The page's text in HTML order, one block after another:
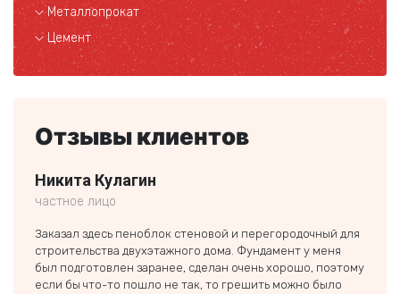
Металлопрокат
Цемент
Отзывы клиентов
Никита Кулагин
частное лицо
Заказал здесь пеноблок стеновой и перегородочный для
строительства двухэтажного дома. Фундамент у меня
был подготовлен заранее, сделан очень хорошо, поэтому
если бы что-то пошло не так, то грешить можно было